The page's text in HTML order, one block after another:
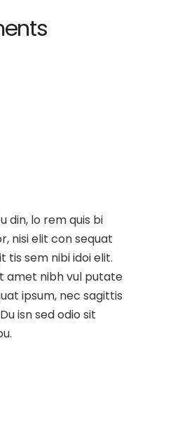
din, lo rem quis bi
nisi elit con sequat
tis sem nibi idoi elit.
amet nibh vul putate
ipsum, nec sagittis
isn sed odio sit